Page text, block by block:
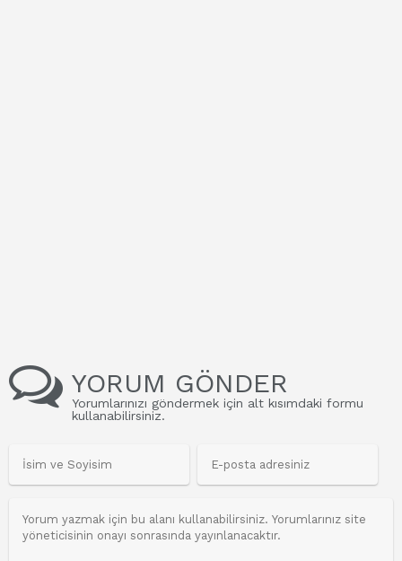
YORUM GÖNDER
Yorumlarınızı göndermek için alt kısımdaki formu
kullanabilirsiniz.